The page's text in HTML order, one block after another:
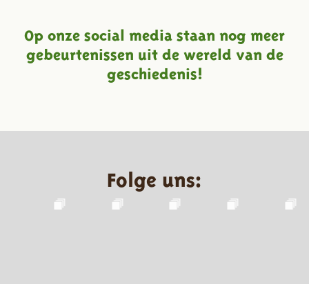
Op onze social media staan nog meer
gebeurtenissen uit de wereld van de
geschiedenis!
Folge uns: